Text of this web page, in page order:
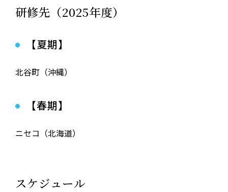
研修先（2025年度）
【夏期】
北谷町（沖縄）
【春期】
ニセコ（北海道）
スケジュール